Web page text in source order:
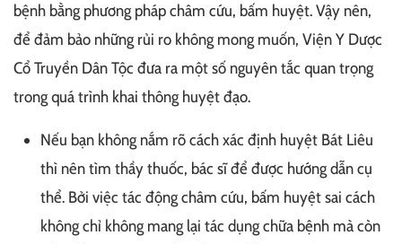
bệnh bằng phương pháp châm cứu, bấm huyệt. Vậy nên,
để đảm bảo những rủi ro không mong muốn, Viện Y Dược
Cổ Truyền Dân Tộc đưa ra một số nguyên tắc quan trọng
trong quá trình khai thông huyệt đạo.
Nếu bạn không nắm rõ cách xác định huyệt Bát Liêu
thì nên tìm thầy thuốc, bác sĩ để được hướng dẫn cụ
thể. Bởi việc tác động châm cứu, bấm huyệt sai cách
không chỉ không mang lại tác dụng chữa bệnh mà còn